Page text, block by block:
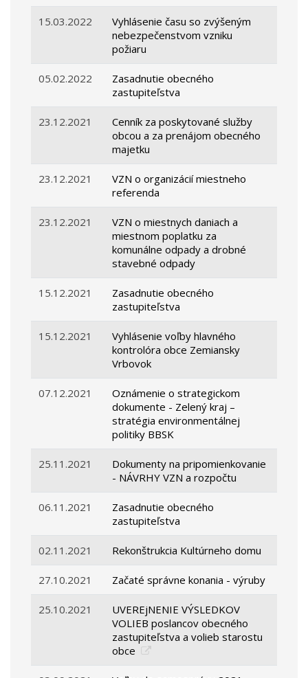
15.03.2022
Vyhlásenie času so zvýšeným
nebezpečenstvom vzniku
požiaru
05.02.2022
Zasadnutie obecného
zastupiteľstva
23.12.2021
Cenník za poskytované služby
obcou a za prenájom obecného
majetku
23.12.2021
VZN o organizácií miestneho
referenda
23.12.2021
VZN o miestnych daniach a
miestnom poplatku za
komunálne odpady a drobné
stavebné odpady
15.12.2021
Zasadnutie obecného
zastupiteľstva
15.12.2021
Vyhlásenie voľby hlavného
kontrolóra obce Zemiansky
Vrbovok
07.12.2021
Oznámenie o strategickom
dokumente - Zelený kraj –
stratégia environmentálnej
politiky BBSK
25.11.2021
Dokumenty na pripomienkovanie
- NÁVRHY VZN a rozpočtu
06.11.2021
Zasadnutie obecného
zastupiteľstva
02.11.2021 Rekonštrukcia Kultúrneho domu
27.10.2021 Začaté správne konania - výruby
25.10.2021
UVEREjNENIE VÝSLEDKOV
VOLIEB poslancov obecného
zastupiteľstva a volieb starostu
obce